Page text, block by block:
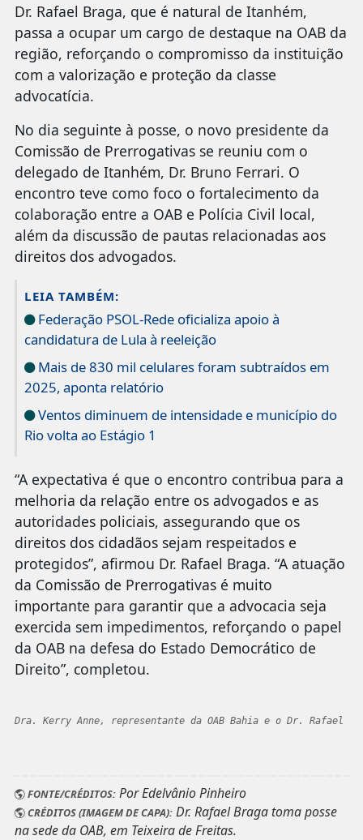
Dr. Rafael Braga, que é natural de Itanhém,
passa a ocupar um cargo de destaque na OAB da
região, reforçando o compromisso da instituição
com a valorização e proteção da classe
advocatícia.
No dia seguinte à posse, o novo presidente da
Comissão de Prerrogativas se reuniu com o
delegado de Itanhém, Dr. Bruno Ferrari. O
encontro teve como foco o fortalecimento da
colaboração entre a OAB e Polícia Civil local,
além da discussão de pautas relacionadas aos
direitos dos advogados.
LEIA TAMBÉM:
Federação PSOL-Rede oficializa apoio à
candidatura de Lula à reeleição
Mais de 830 mil celulares foram subtraídos em
2025, aponta relatório
Ventos diminuem de intensidade e município do
Rio volta ao Estágio 1
“A expectativa é que o encontro contribua para a
melhoria da relação entre os advogados e as
autoridades policiais, assegurando que os
direitos dos cidadãos sejam respeitados e
protegidos”, afirmou Dr. Rafael Braga. “A atuação
da Comissão de Prerrogativas é muito
importante para garantir que a advocacia seja
exercida sem impedimentos, reforçando o papel
da OAB na defesa do Estado Democrático de
Direito”, completou.
Dra. Kerry Anne, representante da OAB Bahia e o Dr. Rafael
FONTE/CRÉDITOS:Por Edelvânio Pinheiro
CRÉDITOS (IMAGEM DE CAPA):Dr. Rafael Braga toma posse
na sede da OAB, em Teixeira de Freitas.